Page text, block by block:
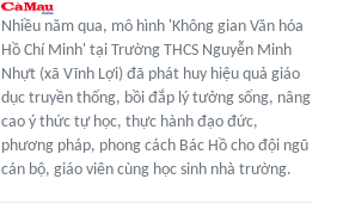
Nhiều năm qua, mô hình 'Không gian Văn hóa
Hồ Chí Minh' tại Trường THCS Nguyễn Minh
Nhựt (xã Vĩnh Lợi) đã phát huy hiệu quả giáo
dục truyền thống, bồi đắp lý tưởng sống, nâng
cao ý thức tự học, thực hành đạo đức,
phương pháp, phong cách Bác Hồ cho đội ngũ
cán bộ, giáo viên cùng học sinh nhà trường.